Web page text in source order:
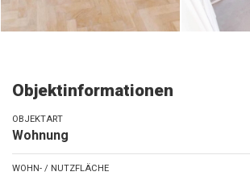
Objektinformationen
OBJEKTART
Wohnung
WOHN- / NUTZFLÄCHE